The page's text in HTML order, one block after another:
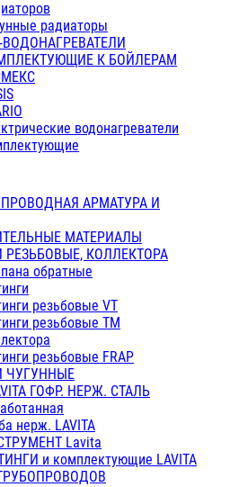
радиаторы
ВОДОНАГРЕВАТЕЛИ
К БОЙЛЕРАМ
водонагреватели
АРМАТУРА И
МАТЕРИАЛЫ
КОЛЛЕКТОРА
обратные
резьбовые VT
резьбовые ТМ
резьбовые FRAP
ЧУГУННЫЕ
ГОФР. НЕРЖ. СТАЛЬ
нерж. LAVITA
Lavita
и комплектующие LAVITA